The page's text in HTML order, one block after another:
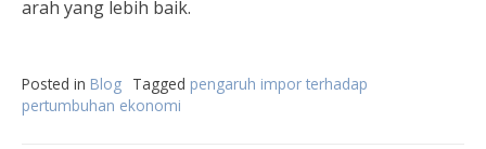
arah yang lebih baik.
Posted in Blog Tagged pengaruh impor terhadap
pertumbuhan ekonomi